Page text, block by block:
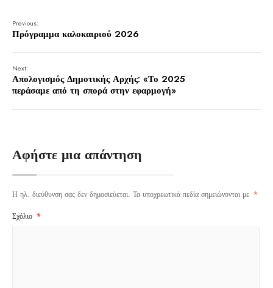
Previous:
Πρόγραμμα καλοκαιριού 2026
Next:
Απολογισμός Δημοτικής Αρχής: «Το 2025
περάσαμε από τη σπορά στην εφαρμογή»
Αφήστε μια απάντηση
Η ηλ. διεύθυνση σας δεν δημοσιεύεται. Τα υποχρεωτικά πεδία σημειώνονται με *
Σχόλιο *